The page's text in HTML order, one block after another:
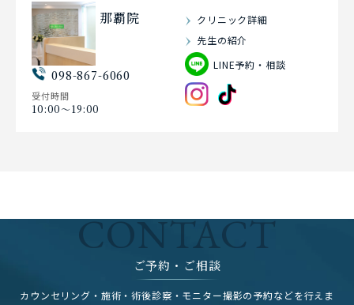
那覇院
098-867-6060
受付時間
10:00〜19:00
クリニック詳細
先生の紹介
LINE予約・相談
CONTACT
ご予約・ご相談
カウンセリング・施術・術後診察・モニター撮影の予約などを行えま